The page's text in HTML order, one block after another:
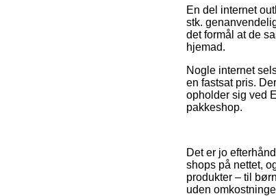
En del internet
stk.
det formål at de
hjemad.
Nogle internet
en fastsat pris.
opholder sig ved
pakkeshop.
Det er jo
shops på nettet,
produkter – til
uden